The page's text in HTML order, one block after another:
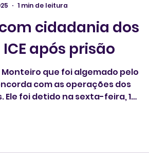
cidadania dos
ICE após prisão
Monteiro que foi algemado pelo
com as operações dos
foi detido na sexta-feira, 16,
1 min de leitura